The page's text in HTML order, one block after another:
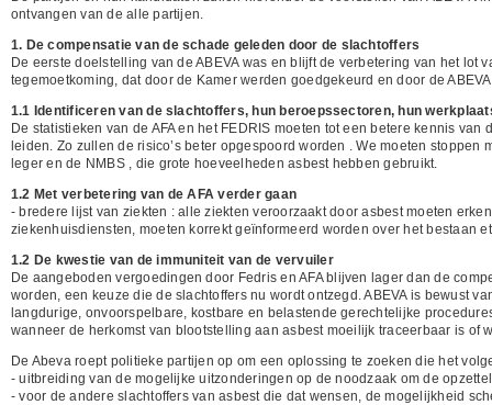
ontvangen van de alle partijen.
1. De compensatie van de schade geleden door de slachtoffers
De eerste doelstelling van de ABEVA was en blijft de verbetering van het
tegemoetkoming, dat door de Kamer werden goedgekeurd en door de
1.1 Identificeren van de slachtoffers, hun beroepssectoren, hun
De statistieken van de AFA en het FEDRIS moeten tot een betere kennis
leiden. Zo zullen de risico’s beter opgespoord worden . We moeten
leger en de NMBS , die grote hoeveelheden asbest hebben gebruikt.
1.2 Met verbetering van de AFA verder gaan
- bredere lijst van ziekten : alle ziekten veroorzaakt door asbest moeten
ziekenhuisdiensten, moeten korrekt geïnformeerd worden over het bestaan
1.2 De kwestie van de immuniteit van de vervuiler
De aangeboden vergoedingen door Fedris en AFA blijven lager dan de
worden, een keuze die de slachtoffers nu wordt ontzegd. ABEVA is bewust
langdurige, onvoorspelbare, kostbare en belastende gerechtelijke
wanneer de herkomst van blootstelling aan asbest moeilijk traceerbaar is of
De Abeva roept politieke partijen op om een oplossing te zoeken die het
- uitbreiding van de mogelijke uitzonderingen op de noodzaak om de
- voor de andere slachtoffers van asbest die dat wensen, de mogelijkheid